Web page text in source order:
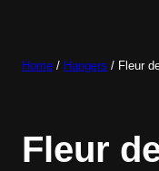
inhoud
Home / Hangers / Fleur
Fleur